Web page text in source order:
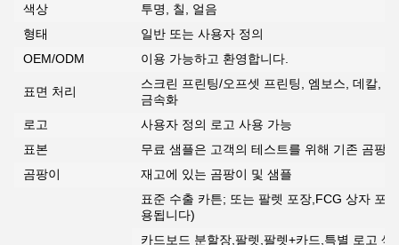
색상
투명, 칠, 얼음
형태
일반 또는 사용자 정의
OEM/ODM
이용 가능하고 환영합니다.
표면 처리
스크린 프린팅/오프셋 프린팅, 엠보스, 데칼,
금속화
로고
사용자 정의 로고 사용 가능
표본
무료 샘플은 고객의 테스트를 위해 기존 곰팡
곰팡이
재고에 있는 곰팡이 및 샘플
표준 수출 카튼; 또는 팔렛 포장,FCG 상자 포
용됩니다)
카드보드 분할장,팔렛,팔렛+카드,특별 로고